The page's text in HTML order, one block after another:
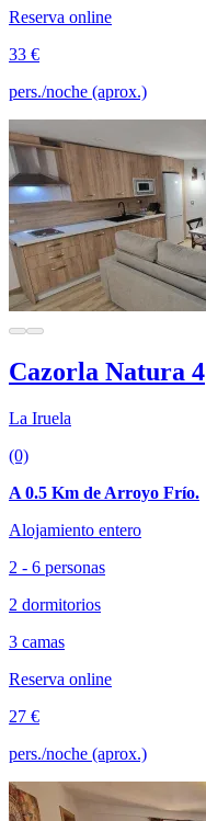
Reserva online
33 €
pers./noche (aprox.)
Cazorla Natura 4
La Iruela
(0)
A 0.5 Km de Arroyo Frío.
Alojamiento entero
2 - 6 personas
2 dormitorios
3 camas
Reserva online
27 €
pers./noche (aprox.)